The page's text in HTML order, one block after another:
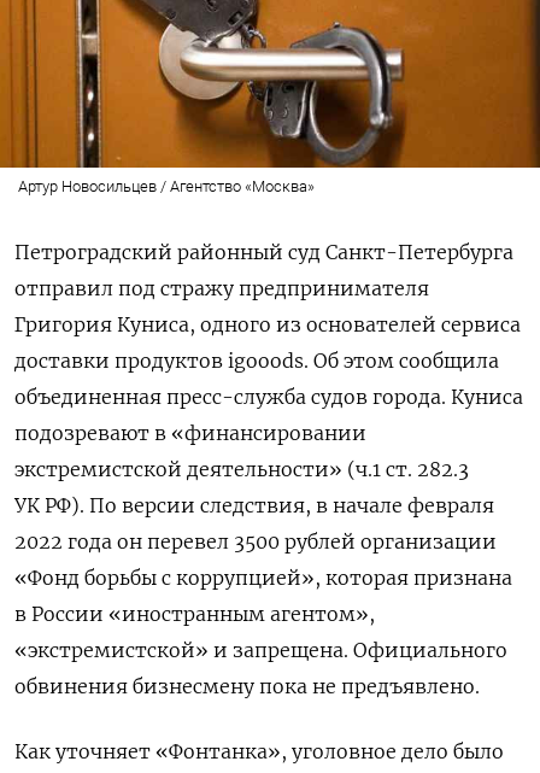
Артур Новосильцев / Агентство «Москва»
Петроградский районный суд Санкт-Петербурга
отправил под стражу предпринимателя
Григория Куниса, одного из основателей сервиса
доставки продуктов igooods. Об этом сообщила
объединенная пресс-служба судов города. Куниса
подозревают в «финансировании
экстремистской деятельности» (ч.1 ст. 282.3
УК РФ). По версии следствия, в начале февраля
2022 года он перевел 3500 рублей организации
«Фонд борьбы с коррупцией», которая признана
в России «иностранным агентом»,
«экстремистской» и запрещена. Официального
обвинения бизнесмену пока не предъявлено.
Как уточняет «Фонтанка», уголовное дело было